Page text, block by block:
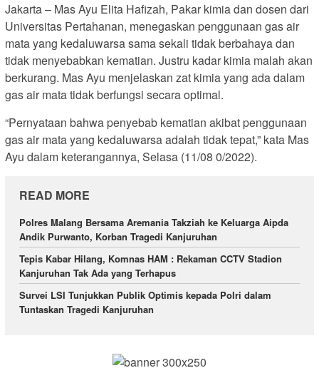
Jakarta – Mas Ayu Elita Hafizah, Pakar kimia dan dosen dari
Universitas Pertahanan, menegaskan penggunaan gas air
mata yang kedaluwarsa sama sekali tidak berbahaya dan
tidak menyebabkan kematian. Justru kadar kimia malah akan
berkurang. Mas Ayu menjelaskan zat kimia yang ada dalam
gas air mata tidak berfungsi secara optimal.
“Pernyataan bahwa penyebab kematian akibat penggunaan
gas air mata yang kedaluwarsa adalah tidak tepat,” kata Mas
Ayu dalam keterangannya, Selasa (11/08 0/2022).
READ MORE
Polres Malang Bersama Aremania Takziah ke Keluarga Aipda
Andik Purwanto, Korban Tragedi Kanjuruhan
Tepis Kabar Hilang, Komnas HAM : Rekaman CCTV Stadion
Kanjuruhan Tak Ada yang Terhapus
Survei LSI Tunjukkan Publik Optimis kepada Polri dalam
Tuntaskan Tragedi Kanjuruhan